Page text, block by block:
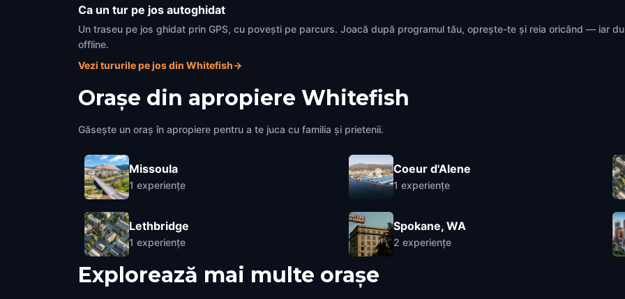
Ca un tur pe jos autoghidat
Un traseu pe jos ghidat prin GPS, cu povești pe parcurs. Joacă după programul tău, oprește-te și reia oricând — iar
offline.
Vezi tururile pe jos din Whitefish→
Orașe din apropiere Whitefish
Găsește un oraș în apropiere pentru a te juca cu familia și prietenii.
Missoula
1 experiențe
Lethbridge
1 experiențe
Coeur d'Alene
1 experiențe
Spokane, WA
2 experiențe
Explorează mai multe orașe